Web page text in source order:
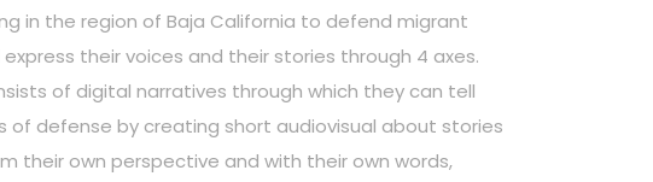
in the region of Baja California to defend migrant
express their voices and their stories through 4 axes.
of digital narratives through which they can tell
of defense by creating short audiovisual about stories
their own perspective and with their own words,